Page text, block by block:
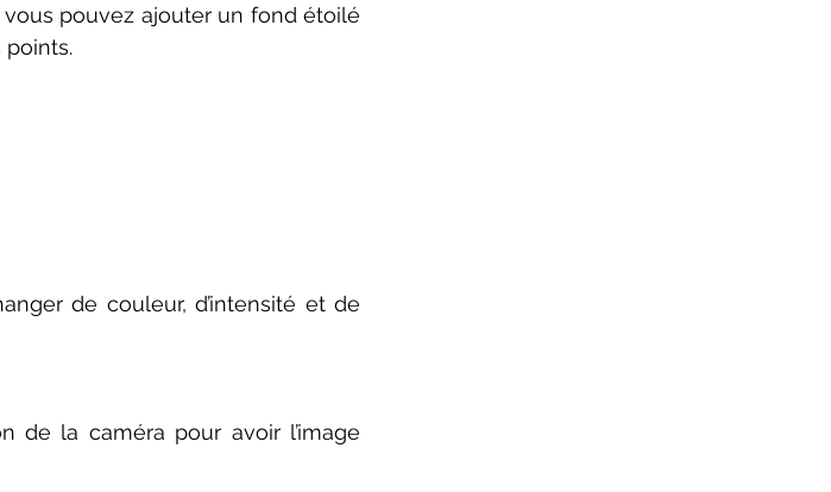
de couleur, d’intensité et de
de la caméra pour avoir l’image